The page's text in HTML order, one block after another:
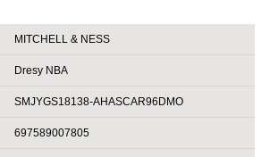
MITCHELL & NESS
Dresy NBA
SMJYGS18138-AHASCAR96DMO
697589007805